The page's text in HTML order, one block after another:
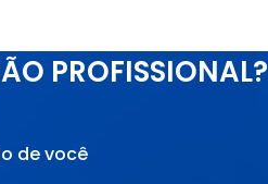
PROFISSIONAL?
de você